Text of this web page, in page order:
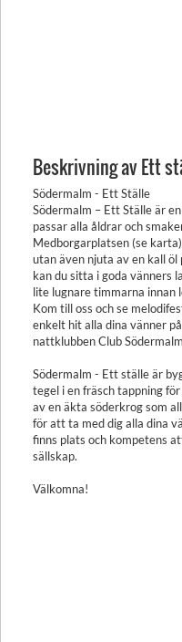
Beskrivning av Ett
Södermalm - Ett Ställe
Södermalm – Ett Ställe är
passar alla åldrar och
Medborgarplatsen (se
utan även njuta av en kall
kan du sitta i goda vänners
lite lugnare timmarna innan
Kom till oss och se
enkelt hit alla dina vänner
nattklubben Club
Södermalm - Ett ställe är
tegel i en fräsch tappning
av en äkta söderkrog som
för att ta med dig alla dina
finns plats och kompetens
sällskap.
Välkomna!